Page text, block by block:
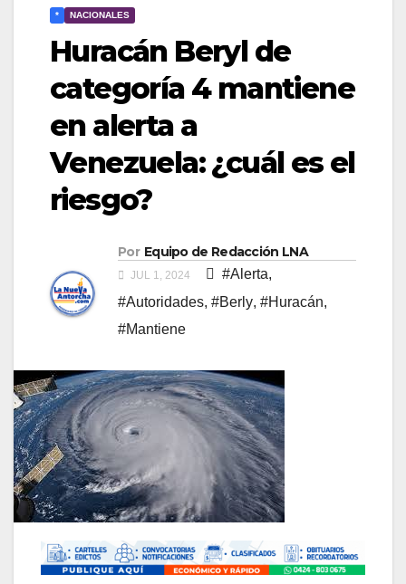
* NACIONALES
Huracán Beryl de
categoría 4 mantiene
en alerta a
Venezuela: ¿cuál es el
riesgo?
Por Equipo de Redacción LNA
JUL 1, 2024 #Alerta,
#Autoridades, #Berly, #Huracán,
#Mantiene